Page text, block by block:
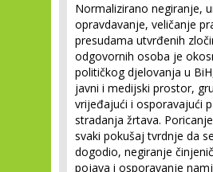
Normalizirano negiranje,
opravdavanje, veličanje
presudama utvrđenih
odgovornih osoba je
političkog djelovanja u
javni i medijski prostor,
vrijeđajući i osporavajući
stradanja žrtava.
svaki pokušaj tvrdnje da
dogodio, negiranje
pojava i osporavanje